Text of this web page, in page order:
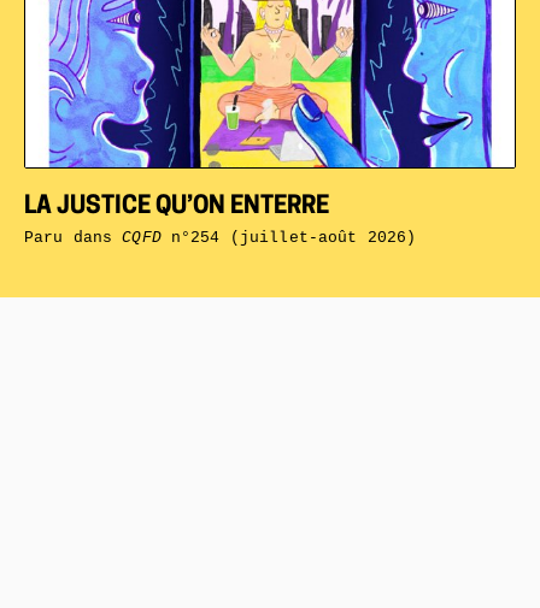
LA JUSTICE QU’ON ENTERRE
Paru dansCQFDn°254 (juillet-août 2026)